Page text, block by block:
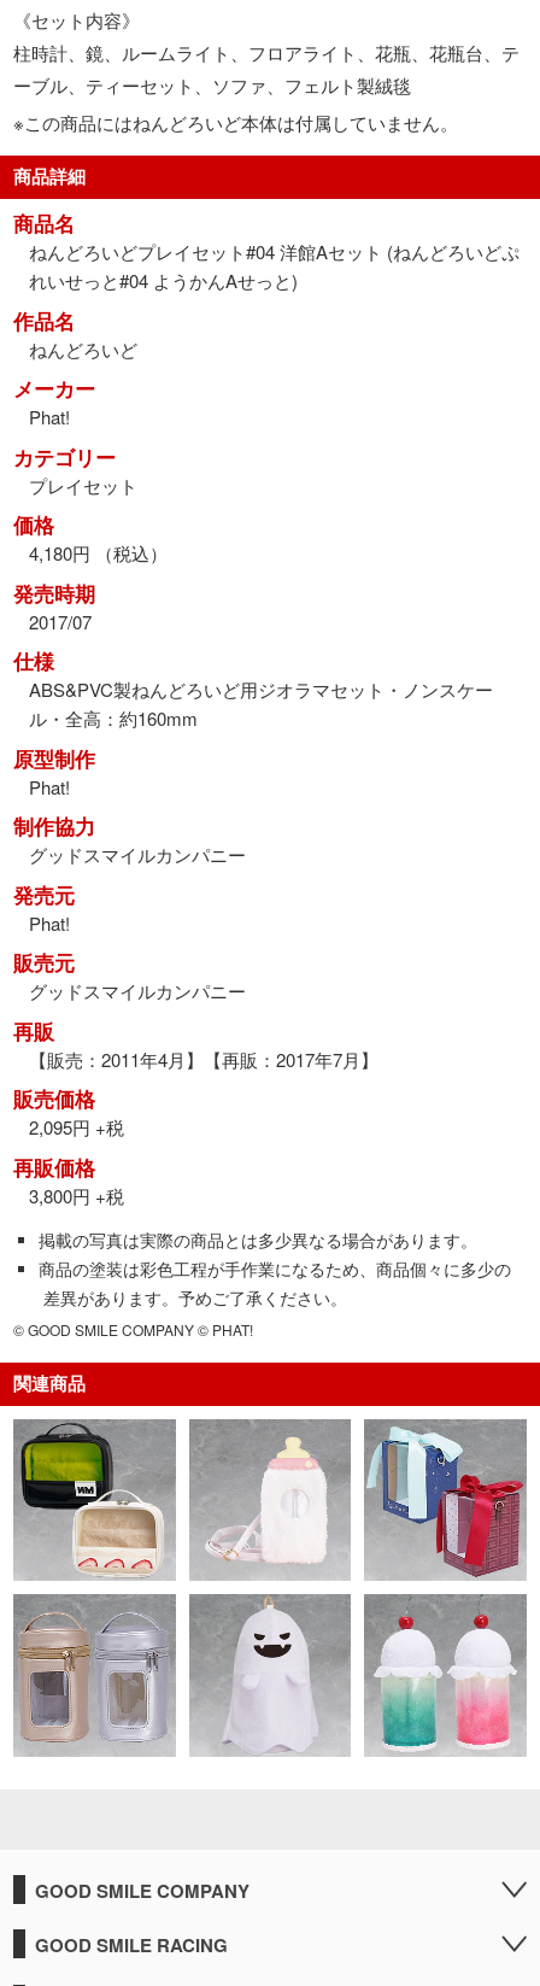
《セット内容》
柱時計、鏡、ルームライト、フロアライト、花瓶、花瓶台、テ
ーブル、ティーセット、ソファ、フェルト製絨毯
※この商品にはねんどろいど本体は付属していません。
商品詳細
商品名
ねんどろいどプレイセット#04 洋館Aセット (ねんどろいどぷ
れいせっと#04 ようかんAせっと)
作品名
ねんどろいど
メーカー
Phat!
カテゴリー
プレイセット
価格
4,180円 （税込）
発売時期
2017/07
仕様
ABS&PVC製ねんどろいど用ジオラマセット・ノンスケー
ル・全高：約160mm
原型制作
Phat!
制作協力
グッドスマイルカンパニー
発売元
Phat!
販売元
グッドスマイルカンパニー
再販
【販売：2011年4月】【再販：2017年7月】
販売価格
2,095円 +税
再販価格
3,800円 +税
掲載の写真は実際の商品とは多少異なる場合があります。
商品の塗装は彩色工程が手作業になるため、商品個々に多少の
差異があります。予めご了承ください。
© GOOD SMILE COMPANY © PHAT!
関連商品
GOOD SMILE COMPANY
GOOD SMILE RACING